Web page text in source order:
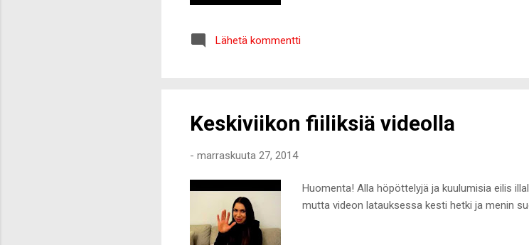
Stadiumilla saa verkkokaupasta 30.11. saakka
Lähetä kommentti
Keskiviikon fiiliksiä videolla
- marraskuuta 27, 2014
Huomenta! Alla höpöttelyjä ja kuulumisia eilis
mutta videon latauksessa kesti hetki ja menin